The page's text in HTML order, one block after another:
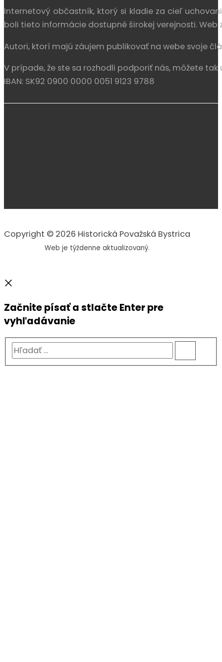
Internetový občastník, ktorý si kladie za cieľ
boli tieto informácie dostupné širokej verejnosti. Web
Autori, ktorí majú záujem publikovať na webe svoje
V prípade, že ste sa rozhodli podporiť nás, môžete tak
IBAN: SK92 0900 0000 0051 9123 9788
Copyright © 2026 Historická Považská Bystrica
Web je týždenne aktualizovaný.
Začnite písať a stlačte Enter pre
vyhľadávanie
Hľadať
...